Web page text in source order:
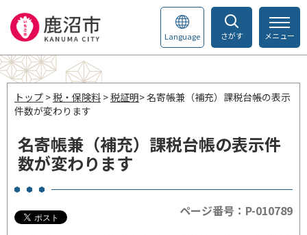
さがす
Language メニュー
トップ >税・保険料 >税証明> 名寄帳兼（補充）課税台帳の表示
件数が変わります
名寄帳兼（補充）課税台帳の表示件
数が変わります
ページ番号：P-010789